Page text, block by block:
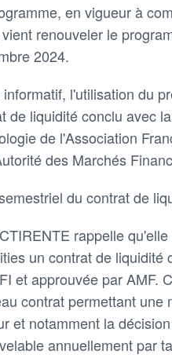
en vigueur à
renouveler le
2024.
l'utilisation du
de liquidité conclu avec
de l'Association
des Marchés
du contrat de
rappelle
un contrat de
et approuvée par AMF.
contrat permettant une
et notamment la
annuellement par